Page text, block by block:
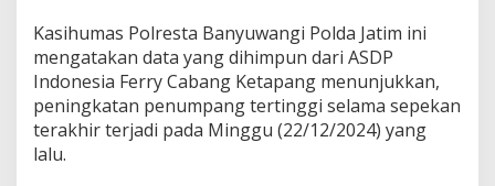
y
u
w
a
n
g
Kasihumas Polresta Banyuwangi Polda Jatim ini
mengatakan data yang dihimpun dari ASDP
Indonesia Ferry Cabang Ketapang menunjukkan,
peningkatan penumpang tertinggi selama sepekan
terakhir terjadi pada Minggu (22/12/2024) yang
lalu.